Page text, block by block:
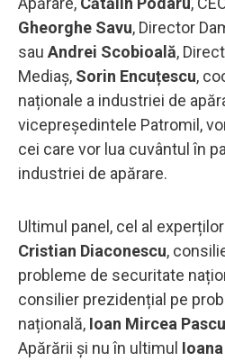
Gheorghe Savu, Director
sau Andrei Scobioală,
Mediaș, Sorin Encuțescu,
naționale a industriei de
vicepreședintele Patromil,
cei care vor lua cuvântul în
industriei de apărare.
Ultimul panel, cel al
Cristian Diaconescu,
probleme de securitate
consilier prezidențial pe
națională, Ioan Mircea Pascu
Apărării și nu în ultimul